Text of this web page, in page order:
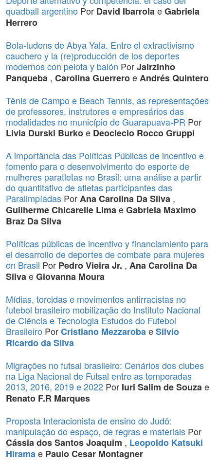
quadball argentino Por David IbarrolaeGabriela
Herrero
Bola-ludens de Abya Yala. Entre el extractivismo
cauchero y la (re)producción de los deportes
modernos con pelota y balón PorJairzinho
Panqueba , Carolina GuerreroeAndrés Quintero
Tênis de Campo e Beach Tennis, as representações
de professores, instrutores e empresários das
modalidades no município de Guarapuava-PR Por
Livia Durski Burkoe Deoclecio Rocco Gruppi
A importância das Políticas Públicas de incentivo e
fomento para o desenvolvimento do esporte de
mulheres paratletas no Brasil: uma análise a partir
do quantitativo de atletas participantes das
Paralimpíadas PorAna Carolina Da Silva ,
Guilherme Chicarelle LimaeGabriela Maximo
Braz Da Silva
Políticas públicas de incentivo y financiamiento para
el desarrollo de deportes de combate para mujeres
en Brasil Por Pedro Vieira Jr. , Ana Carolina Da
SilvaeGiovanna Moura
Mídias, torcidas e movimentos antirracistas no
futebol brasileiro mobilização do Instituto Nacional
de Ciência e Tecnologia Estudos do Futebol
Brasileiro PorCristiano MezzarobaeSilvio
Ricardo da Silva
Migrações no futsal brasileiro: Cenários dos clubes
na Liga Nacional de Futsal entre as temporadas
2013, 2016, 2019 e 2022 Por Iuri Salim de Souzae
Renato F.R Marques
Proposta Interacionista de ensino do Judô:
manipulação do espaço, de regras e materiais Por
Cássia dos Santos Joaquim , Leopoldo Katsuki
Hiramae Paulo Cesar Montagner